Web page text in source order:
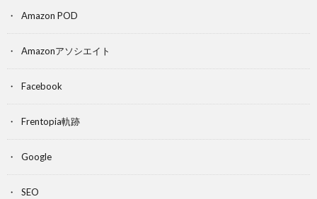
Amazon POD
Amazonアソシエイト
Facebook
Frentopia軌跡
Google
SEO